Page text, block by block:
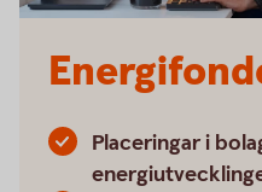
Placeringar i